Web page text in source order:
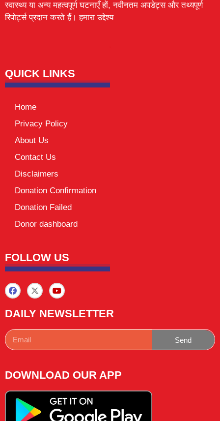
स्वास्थ्य या अन्य महत्वपूर्ण घटनाएँ हों, नवीनतम अपडेट्स और तथ्यपूर्ण
रिपोर्ट्स प्रदान करते हैं। हमारा उद्देश्य
QUICK LINKS
Home
Privacy Policy
About Us
Contact Us
Disclaimers
Donation Confirmation
Donation Failed
Donor dashboard
FOLLOW US
DAILY NEWSLETTER
Send
DOWNLOAD OUR APP